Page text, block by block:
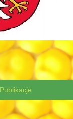
Publikacje